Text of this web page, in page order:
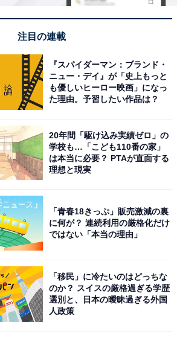
注目の連載
『スパイダーマン：ブランド・
ニュー・デイ』が「史上もっと
も優しいヒーロー映画」になっ
た理由。予習したい作品は？
20年間「駆け込み実績ゼロ」の
学校も…「こども110番の家」
は本当に必要？ PTAが直面する
理想と現実
「青春18きっぷ」販売激減の裏
に何が？ 連続利用の厳格化だけ
ではない「本当の理由」
「移民」に冷たいのはどっちな
のか？ スイスの厳格過ぎる学歴
選別と、日本の曖昧過ぎる外国
人政策